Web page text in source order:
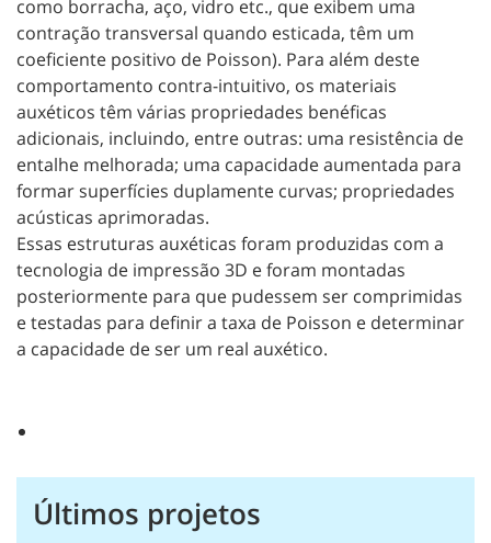
como borracha, aço, vidro etc., que exibem uma
contração transversal quando esticada, têm um
coeficiente positivo de Poisson). Para além deste
comportamento contra-intuitivo, os materiais
auxéticos têm várias propriedades benéficas
adicionais, incluindo, entre outras: uma resistência de
entalhe melhorada; uma capacidade aumentada para
formar superfícies duplamente curvas; propriedades
acústicas aprimoradas.
Essas estruturas auxéticas foram produzidas com a
tecnologia de impressão 3D e foram montadas
posteriormente para que pudessem ser comprimidas
e testadas para definir a taxa de Poisson e determinar
a capacidade de ser um real auxético.
Últimos projetos